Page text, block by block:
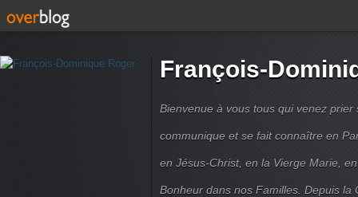
François-
Bienvenue à vous tous qui venez prier
communique et se fait connaître en
en Jésus-Christ, en la Vierge Marie,
Bonheur dans nos Familles. Depuis la